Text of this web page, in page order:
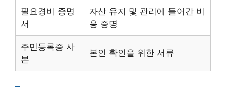
필요경비 증명
서
자산 유지 및 관리에 들어간 비
용 증명
주민등록증 사
본
본인 확인을 위한 서류